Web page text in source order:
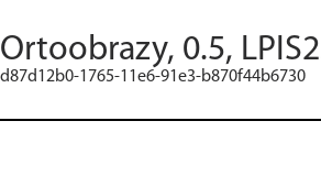
Ortoobrazy, 0.5,
d87d12b0-1765-11e6-91e3-b870f44b6730